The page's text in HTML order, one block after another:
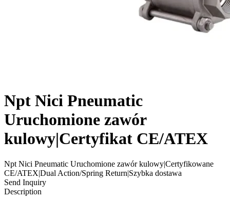
Npt Nici Pneumatic
Uruchomione zawór
kulowy|Certyfikat CE/ATEX
Npt Nici Pneumatic Uruchomione zawór kulowy|Certyfikowane
CE/ATEX|Dual Action/Spring Return|Szybka dostawa
Send Inquiry
Description